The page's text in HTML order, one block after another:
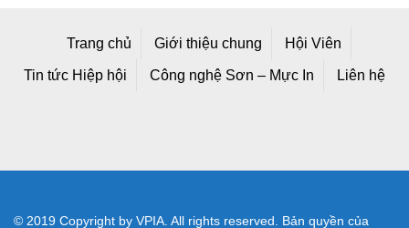
Trang chủ Giới thiệu chung Hội Viên
Tin tức Hiệp hội Công nghệ Sơn – Mực In Liên hệ
© 2019 Copyright by VPIA. All rights reserved. Bản quyền của